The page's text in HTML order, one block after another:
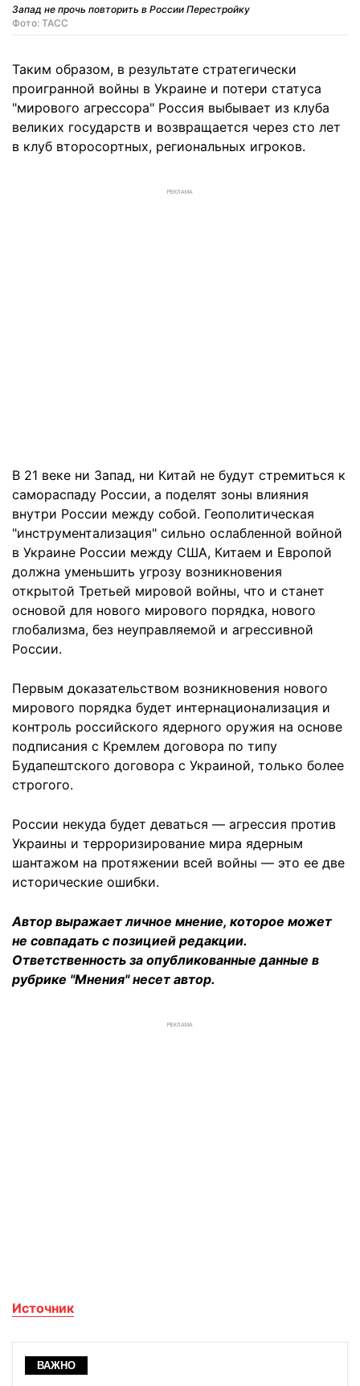
Запад не прочь повторить в России Перестройку
Фото: ТАСС
Таким образом, в результате стратегически
проигранной войны в Украине и потери статуса
"мирового агрессора" Россия выбывает из клуба
великих государств и возвращается через сто лет
в клуб второсортных, региональных игроков.
РЕКЛАМА
В 21 веке ни Запад, ни Китай не будут стремиться к
самораспаду России, а поделят зоны влияния
внутри России между собой. Геополитическая
"инструментализация" сильно ослабленной войной
в Украине России между США, Китаем и Европой
должна уменьшить угрозу возникновения
открытой Третьей мировой войны, что и станет
основой для нового мирового порядка, нового
глобализма, без неуправляемой и агрессивной
России.
Первым доказательством возникновения нового
мирового порядка будет интернационализация и
контроль российского ядерного оружия на основе
подписания с Кремлем договора по типу
Будапештского договора с Украиной, только более
строгого.
России некуда будет деваться — агрессия против
Украины и терроризирование мира ядерным
шантажом на протяжении всей войны — это ее две
исторические ошибки.
Автор выражает личное мнение, которое может
не совпадать с позицией редакции.
Ответственность за опубликованные данные в
рубрике "Мнения" несет автор.
РЕКЛАМА
Источник
ВАЖНО